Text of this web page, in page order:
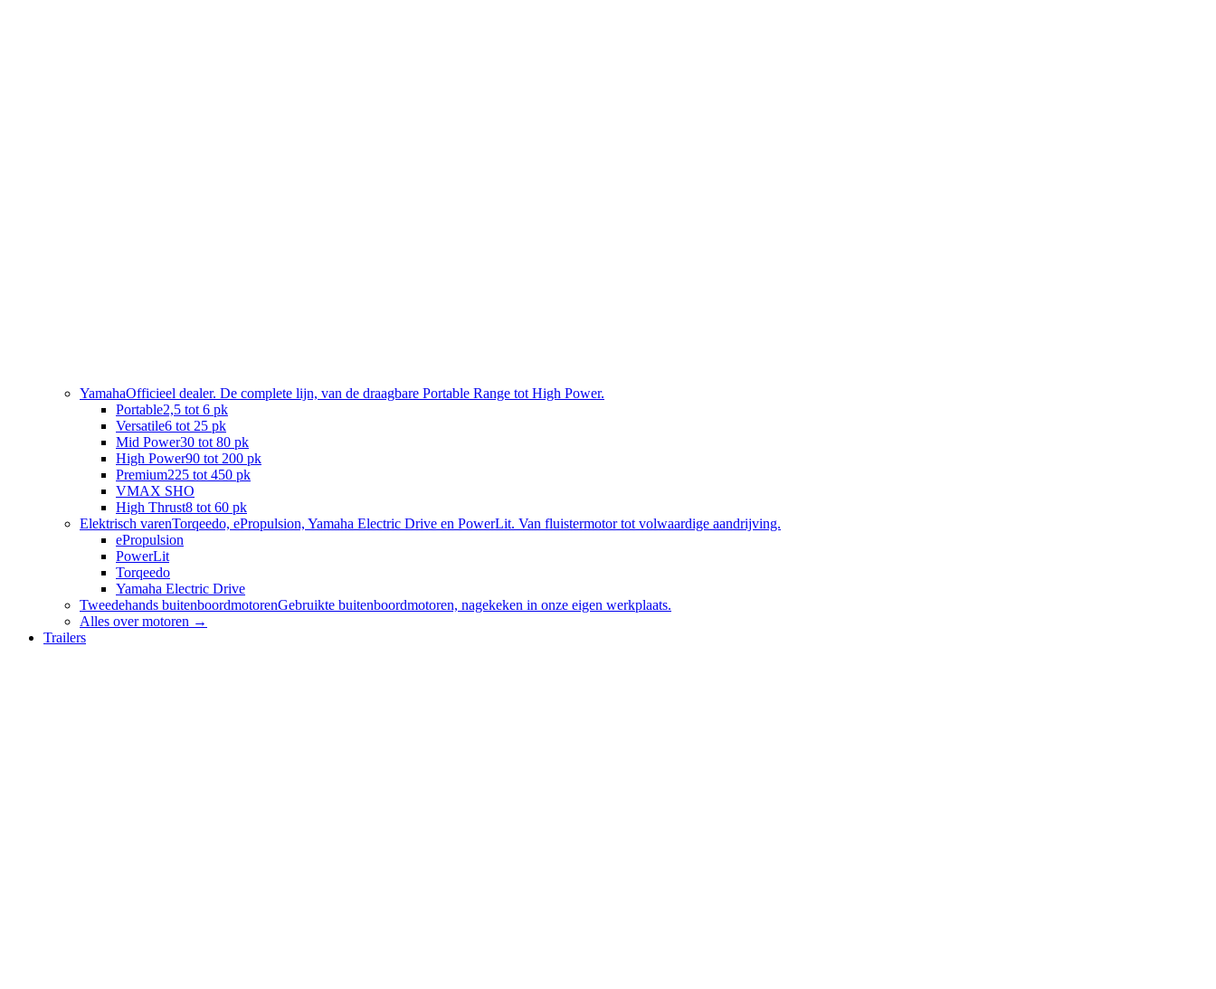
YamahaOfficieel dealer. De complete lijn, van de draagbare Portable Range tot High Power.
Portable2,5 tot 6 pk
Versatile6 tot 25 pk
Mid Power30 tot 80 pk
High Power90 tot 200 pk
Premium225 tot 450 pk
VMAX SHO
High Thrust8 tot 60 pk
Elektrisch varenTorqeedo, ePropulsion, Yamaha Electric Drive en PowerLit. Van fluistermotor tot volwaardige aandrijving.
ePropulsion
PowerLit
Torqeedo
Yamaha Electric Drive
Tweedehands buitenboordmotorenGebruikte buitenboordmotoren, nagekeken in onze eigen werkplaats.
Alles overmotoren →
Trailers